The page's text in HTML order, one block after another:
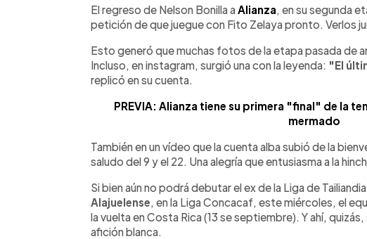
Escuchar artículo
El regreso de Nelson Bonilla a Alianza , en su segunda
petición de que juegue con Fito Zelaya pronto. Verlos
Esto generó que muchas fotos de la etapa pasada de
Incluso, en instagram, surgió una con la leyenda: "El
replicó en su cuenta.
PREVIA: Alianza tiene su primera "final" de la
mermado
También en un vídeo que la cuenta alba subió de la
saludo del 9 y el 22. Una alegría que entusiasma a la
Si bien aún no podrá debutar el ex de la Liga de
Alajuelense , en la Liga Concacaf, este miércoles, el
la vuelta en Costa Rica (13 se septiembre). Y ahí,
afición blanca.